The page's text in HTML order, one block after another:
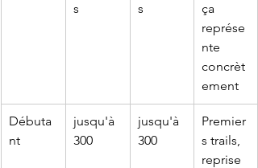
s
s
ça
représe
nte
concrèt
ement
Débuta
nt
jusqu'à
300
jusqu'à
300
Premier
s trails,
reprise